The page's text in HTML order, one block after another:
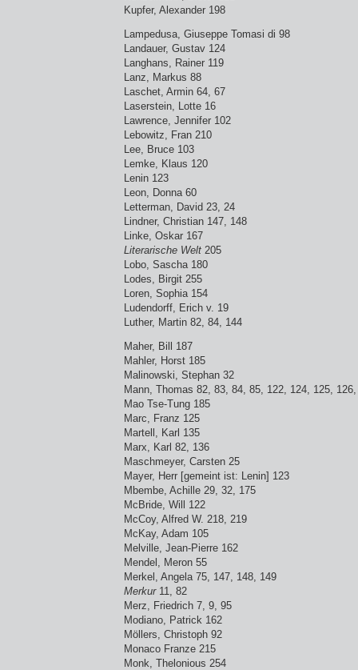
Kupfer, Alexander 198
Lampedusa, Giuseppe Tomasi di 98
Landauer, Gustav 124
Langhans, Rainer 119
Lanz, Markus 88
Laschet, Armin 64, 67
Laserstein, Lotte 16
Lawrence, Jennifer 102
Lebowitz, Fran 210
Lee, Bruce 103
Lemke, Klaus 120
Lenin 123
Leon, Donna 60
Letterman, David 23, 24
Lindner, Christian 147, 148
Linke, Oskar 167
Literarische Welt 205
Lobo, Sascha 180
Lodes, Birgit 255
Loren, Sophia 154
Ludendorff, Erich v. 19
Luther, Martin 82, 84, 144
Maher, Bill 187
Mahler, Horst 185
Malinowski, Stephan 32
Mann, Thomas 82, 83, 84, 85, 122, 124, 125,
Mao Tse-Tung 185
Marc, Franz 125
Martell, Karl 135
Marx, Karl 82, 136
Maschmeyer, Carsten 25
Mayer, Herr [gemeint ist: Lenin] 123
Mbembe, Achille 29, 32, 175
McBride, Will 122
McCoy, Alfred W. 218, 219
McKay, Adam 105
Melville, Jean-Pierre 162
Mendel, Meron 55
Merkel, Angela 75, 147, 148, 149
Merkur11, 82
Merz, Friedrich 7, 9, 95
Modiano, Patrick 162
Möllers, Christoph 92
Monaco Franze 215
Monk, Thelonious 254